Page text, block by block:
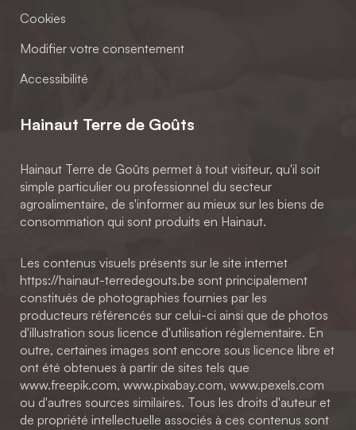
Cookies
Modifier votre consentement
Accessibilité
Hainaut Terre de Goûts
Hainaut Terre de Goûts permet à tout visiteur, qu'il soit
simple particulier ou professionnel du secteur
agroalimentaire, de s'informer au mieux sur les biens de
consommation qui sont produits en Hainaut.
Les contenus visuels présents sur le site internet
https://hainaut-terredegouts.be sont principalement
constitués de photographies fournies par les
producteurs référencés sur celui-ci ainsi que de photos
d'illustration sous licence d'utilisation réglementaire. En
outre, certaines images sont encore sous licence libre et
ont été obtenues à partir de sites tels que
www.freepik.com, www.pixabay.com, www.pexels.com
ou d'autres sources similaires. Tous les droits d'auteur et
de propriété intellectuelle associés à ces contenus sont